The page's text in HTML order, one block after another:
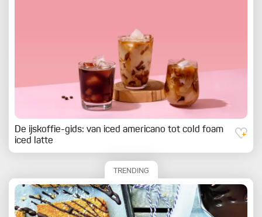
De ijskoffie-gids: van iced americano tot cold foam
iced latte
TRENDING